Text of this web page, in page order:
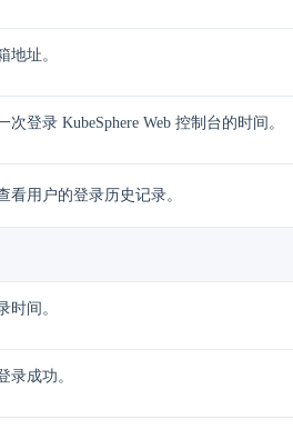
地址。
次登录 KubeSphere Web 控制台的时间。
看用户的登录历史记录。
时间。
录成功。